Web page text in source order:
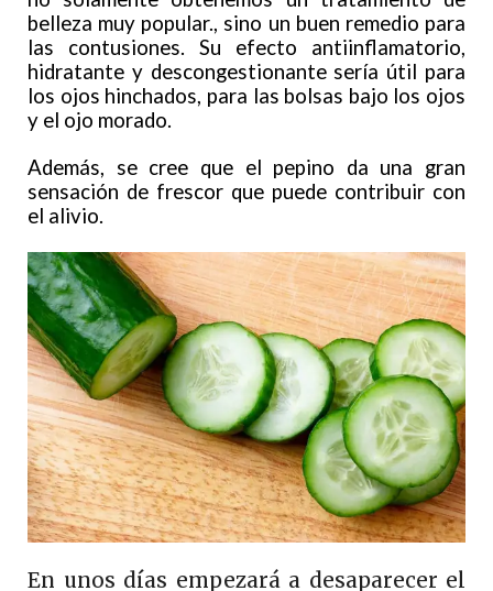
belleza muy popular., sino un buen remedio para
las contusiones. Su efecto antiinflamatorio,
hidratante y descongestionante sería útil para
los ojos hinchados, para las bolsas bajo los ojos
y el ojo morado.
Además, se cree que el pepino da una gran
sensación de frescor que puede contribuir con
el alivio.
En unos días empezará a desaparecer el